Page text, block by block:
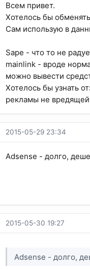
Всем привет.
Хотелось бы
Сам использую в
Sape - что то не
mainlink - вроде
можно вывести
Хотелось бы узнать
рекламы не вредящей
2015-05-29 23:34
Adsense - долго,
2015-05-30 19:27
Adsense - долго,